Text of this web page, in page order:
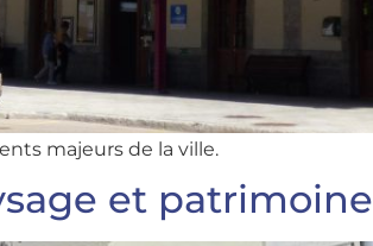
majeurs de la ville.
et patrimoine